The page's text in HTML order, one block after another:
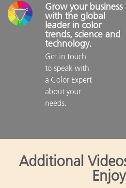
Grow your business
with the global
leader in color
trends, science and
technology.
Get in touch
to speak with
a Color Expert
about your
needs.
Additional
Enjoy